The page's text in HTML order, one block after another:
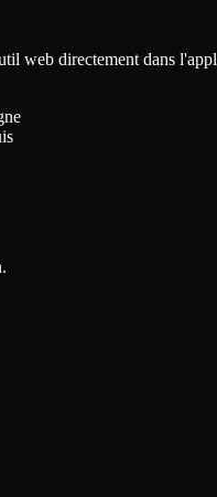
web directement dans